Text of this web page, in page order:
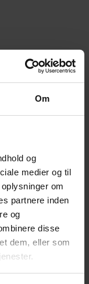
Om
og
medier og til
om
partnere inden
og
disse
dem, eller som